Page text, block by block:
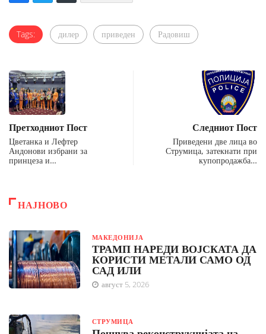
Tags: дилер приведен Радовиш
Претходниот Пост
Цветанка и Лефтер
Андонови избрани за
принцеза и…
Следниот Пост
Приведени две лица во
Струмица, затекнати при
купопродажба…
НАЈНОВО
МАКЕДОНИЈА
ТРАМП НАРЕДИ ВОЈСКАТА ДА
КОРИСТИ МЕТАЛИ САМО ОД
САД ИЛИ
август 5, 2026
СТРУМИЦА